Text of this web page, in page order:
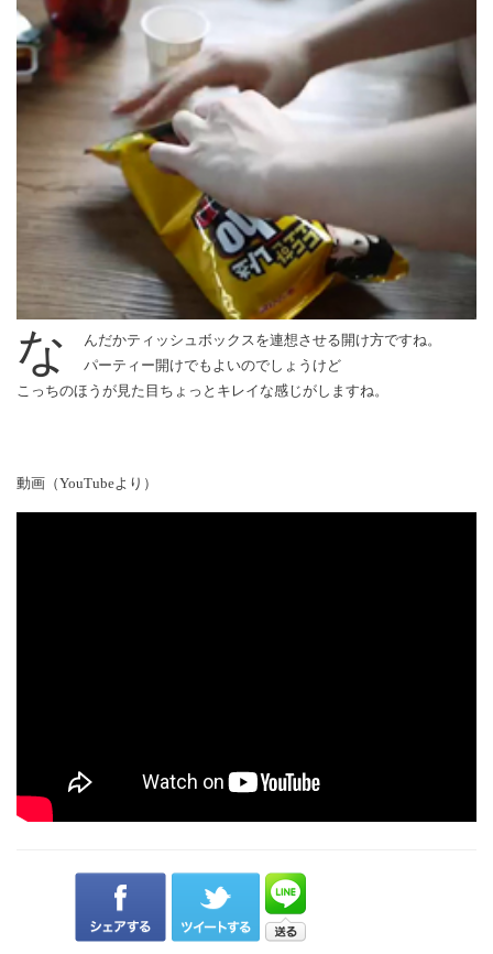
な
んだかティッシュボックスを連想させる開け方ですね。
パーティー開けでもよいのでしょうけど
こっちのほうが見た目ちょっとキレイな感じがしますね。
動画（YouTubeより）